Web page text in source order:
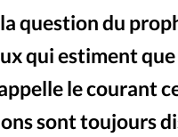
Foi
question du
qui estiment
le courant
sont toujours